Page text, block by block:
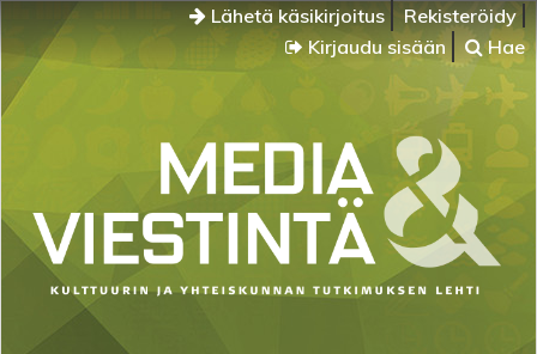
Lähetä käsikirjoitus
Rekisteröidy
Kirjaudu sisään
Hae